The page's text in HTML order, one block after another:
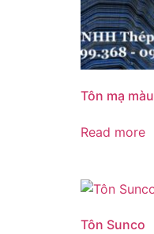
Tôn mạ màu
Read more
Tôn Sunco